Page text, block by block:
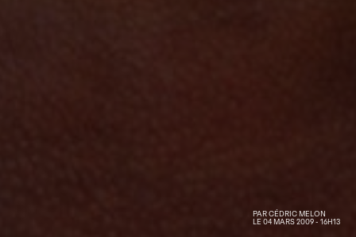
PARCÉDRIC MELON
LE 04 MARS 2009 - 16H13